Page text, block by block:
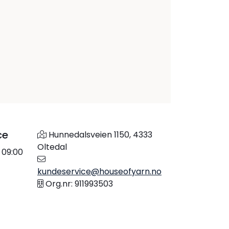
Hunnedalsveien 1150, 4333
Oltedal
kundeservice@houseofyarn.no
Org.nr: 911993503